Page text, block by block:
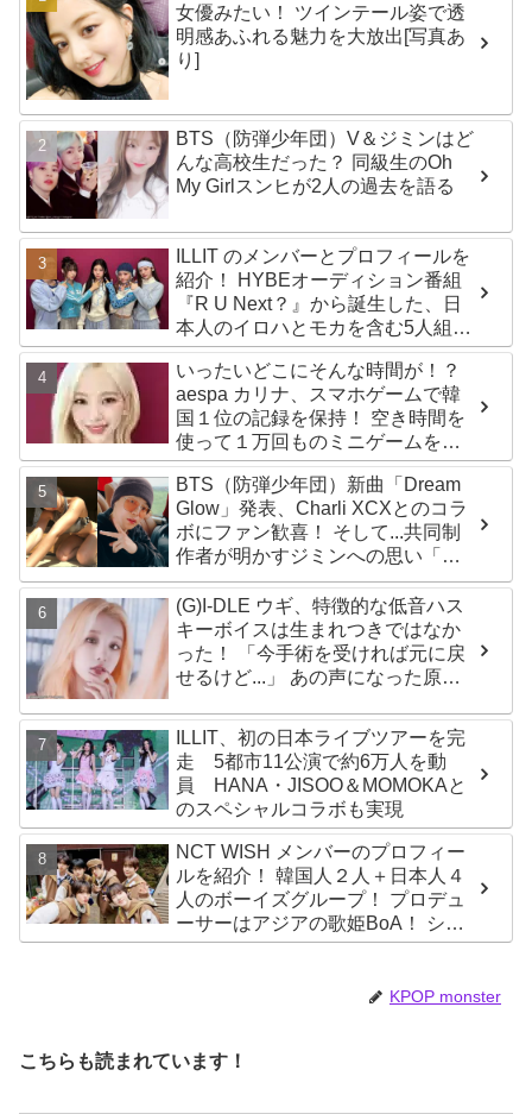
女優みたい！ ツインテール姿で透
明感あふれる魅力を大放出[写真あ
り]
BTS（防弾少年団）V＆ジミンはど
んな高校生だった？ 同級生のOh
My Girlスンヒが2人の過去を語る
ILLIT のメンバーとプロフィールを
紹介！ HYBEオーディション番組
『R U Next？』から誕生した、日
本人のイロハとモカを含む5人組ガ
ールズグループ！ デビュー曲
「Magnetic」がいきなりの大ヒッ
ト
いったいどこにそんな時間が！？
aespa カリナ、スマホゲームで韓
国１位の記録を保持！ 空き時間を
使って１万回ものミニゲームをク
リア「芸能人たちが時間がないと
言っているのは全部嘘」
BTS（防弾少年団）新曲「Dream
Glow」発表、Charli XCXとのコラ
ボにファン歓喜！ そして...共同制
作者が明かすジミンへの思い「彼
の夢、そして彼の絶望から生まれ
た歌」
(G)I-DLE ウギ、特徴的な低音ハス
キーボイスは生まれつきではなか
った！ 「今手術を受ければ元に戻
せるけど...」 あの声になった原因
ILLIT、初の日本ライブツアーを完
走 5都市11公演で約6万人を動
員 HANA・JISOO＆MOMOKAと
のスペシャルコラボも実現
NCT WISH メンバーのプロフィー
ルを紹介！ 韓国人２人＋日本人４
人のボーイズグループ！ プロデュ
ーサーはアジアの歌姫BoA！ シオ
ン、ジェヒ、リク、ユウシ、リョ
KPOP monster
こちらも読まれています！